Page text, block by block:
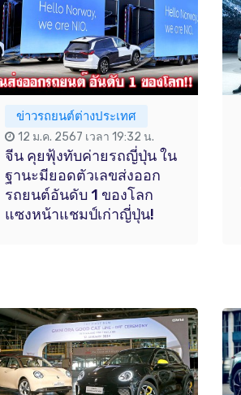
ข่าวรถยนต์ต่างประเทศ
12 ม.ค. 2567 เวลา 19:32 น.
จีน คุยฟุ้งทับค่ายรถญี่ปุ่น ใน
ฐานะมียอดตัวเลขส่งออก
รถยนต์อันดับ 1 ของโลก
แซงหน้าแชมป์เก่าญี่ปุ่น!